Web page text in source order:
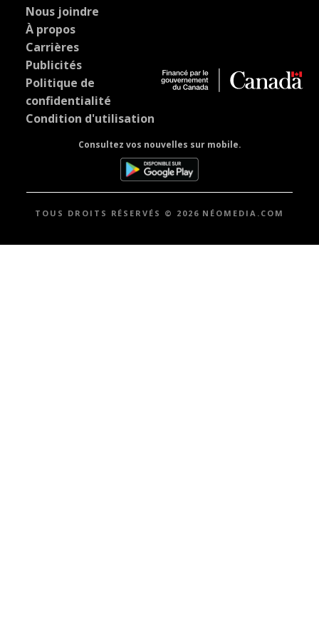
Nous joindre
À propos
Carrières
Publicités
Politique de
confidentialité
Condition d'utilisation
Consultez vos nouvelles sur mobile.
TOUS DROITS RÉSERVÉS © 2026 NÉOMEDIA.COM